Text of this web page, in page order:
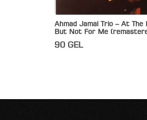
Ahmad Jamal Trio – At The
But Not For Me
90 GEL